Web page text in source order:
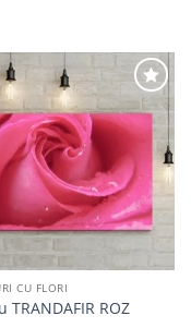
Adaugă
favorite
CU FLORI
TRANDAFIR ROZ